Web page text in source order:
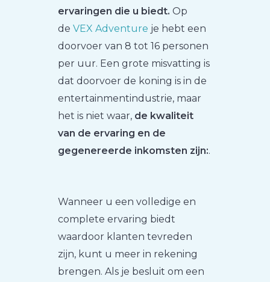
ervaringen die u biedt. Op
deVEX Adventure je hebt een
doorvoer van 8 tot 16 personen
per uur. Een grote misvatting is
dat doorvoer de koning is in de
entertainmentindustrie, maar
het is niet waar, de kwaliteit
van de ervaring en de
gegenereerde inkomsten zijn:.
Wanneer u een volledige en
complete ervaring biedt
waardoor klanten tevreden
zijn, kunt u meer in rekening
brengen. Als je besluit om een